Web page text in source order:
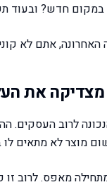
חדש? ובעוד
אתם לא
את
לרוב העסקים.
מוצר לא מתאים לו
מאפס. לרוב